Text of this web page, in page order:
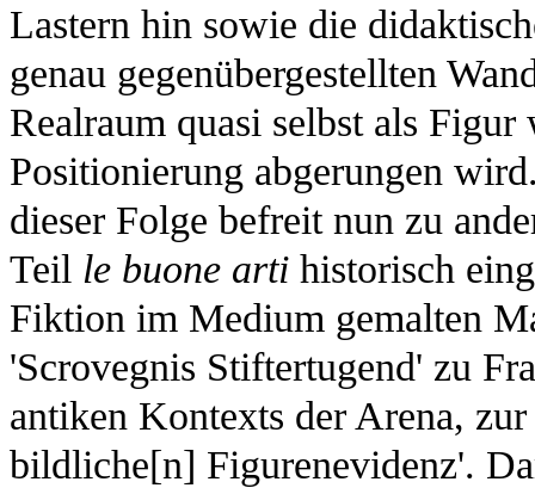
Lastern hin sowie die
genau gegenübergestellten
Realraum quasi selbst als
Positionierung abgerungen
dieser Folge befreit nun zu
Teil le buone arti historisch
Fiktion im Medium gemalten
'Scrovegnis Stiftertugend' zu
antiken Kontexts der Arena,
bildliche[n] Figurenevidenz'.